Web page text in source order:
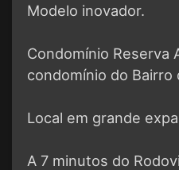
Modelo inovador.
Condomínio Reserva
condomínio do Bairro
Local em grande
A 7 minutos do